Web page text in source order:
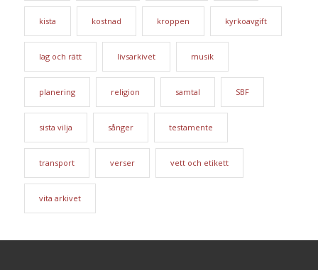
kista kostnad kroppen kyrkoavgift
lag och rätt livsarkivet musik
planering religion samtal SBF
sista vilja sånger testamente
transport verser vett och etikett
vita arkivet